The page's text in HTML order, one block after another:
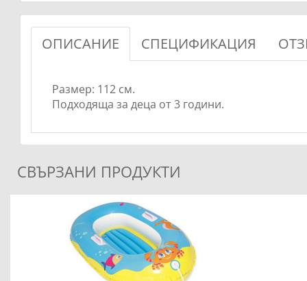
ОПИСАНИЕ СПЕЦИФИКАЦИЯ
Размер: 112 см.
Подходяща за деца от 3 години.
СВЪРЗАНИ ПРОДУКТИ